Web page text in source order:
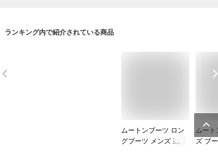
ランキング内で紹介されている商品
ムートンブーツ ロン
グブーツ メンズ 裏
ムー
ズ ブ